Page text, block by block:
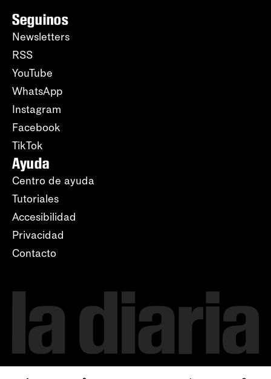
Seguinos
Newsletters
RSS
YouTube
WhatsApp
Instagram
Facebook
TikTok
Ayuda
Centro de ayuda
Tutoriales
Accesibilidad
Privacidad
Contacto